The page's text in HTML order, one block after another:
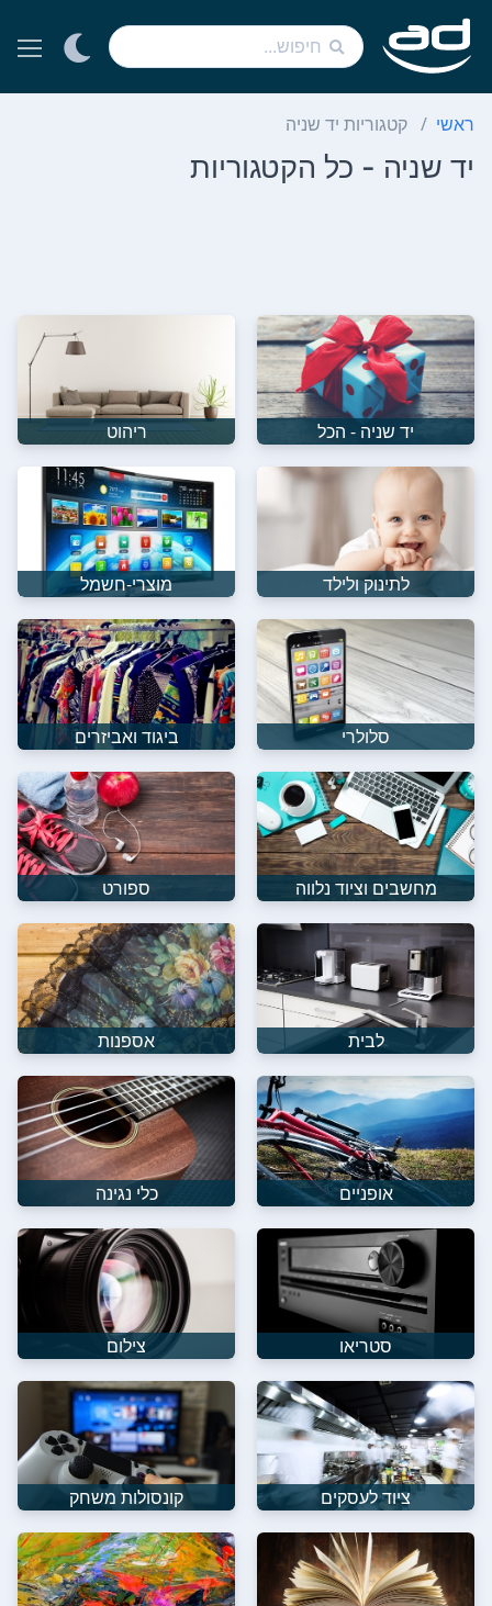
ראשי קטגוריות יד שניה
יד שניה - כל הקטגוריות
יד שניה - הכל ריהוט
לתינוק ולילד מוצרי-חשמל
סלולרי ביגוד ואביזרים
מחשבים וציוד נלווה ספורט
לבית אספנות
אופניים כלי נגינה
סטריאו צילום
ציוד לעסקים קונסולות משחק